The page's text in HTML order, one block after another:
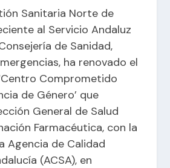
Sanitaria Norte de
al Servicio Andaluz
de Sanidad,
ha renovado el
Comprometido
de Género’ que
General de Salud
Farmacéutica, con la
Agencia de Calidad
(ACSA), en